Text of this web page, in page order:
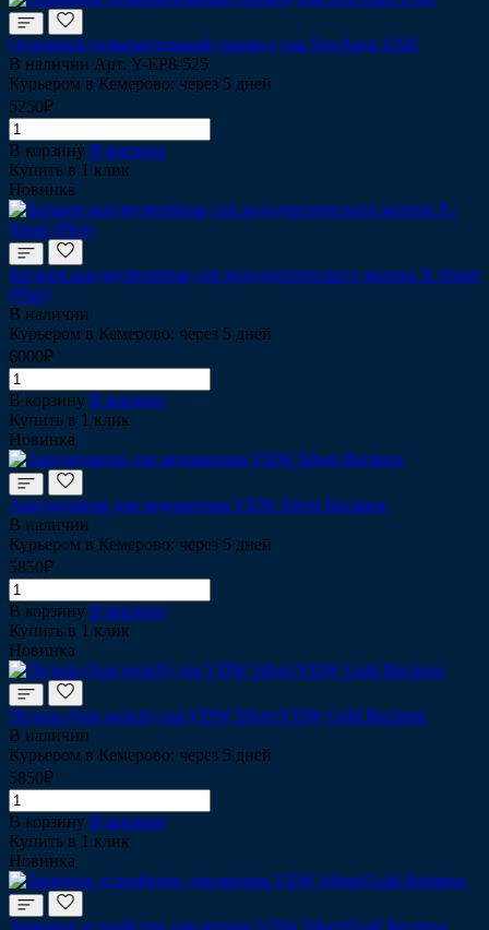
Основной (измерительный) провод для NovApex USB
В наличии Арт. Y-EP8-525
Курьером в Кемерово: через 5 дней
5250₽
В корзину В корзине
Купить в 1 клик
Новинка
Батарея аккумуляторная для эндодонтического мотора X-Smart
(Plus)
В наличии
Курьером в Кемерово: через 5 дней
6000₽
В корзину В корзине
Купить в 1 клик
Новинка
Аккумулятор для эндомотора VDW Silver Reciproc
В наличии
Курьером в Кемерово: через 5 дней
5850₽
В корзину В корзине
Купить в 1 клик
Новинка
Педаль (foot switch) для VDW Silver/VDW Gold Reciproc
В наличии
Курьером в Кемерово: через 5 дней
5850₽
В корзину В корзине
Купить в 1 клик
Новинка
Зарядное устройство для мотора VDW Silver/Gold Reciproc